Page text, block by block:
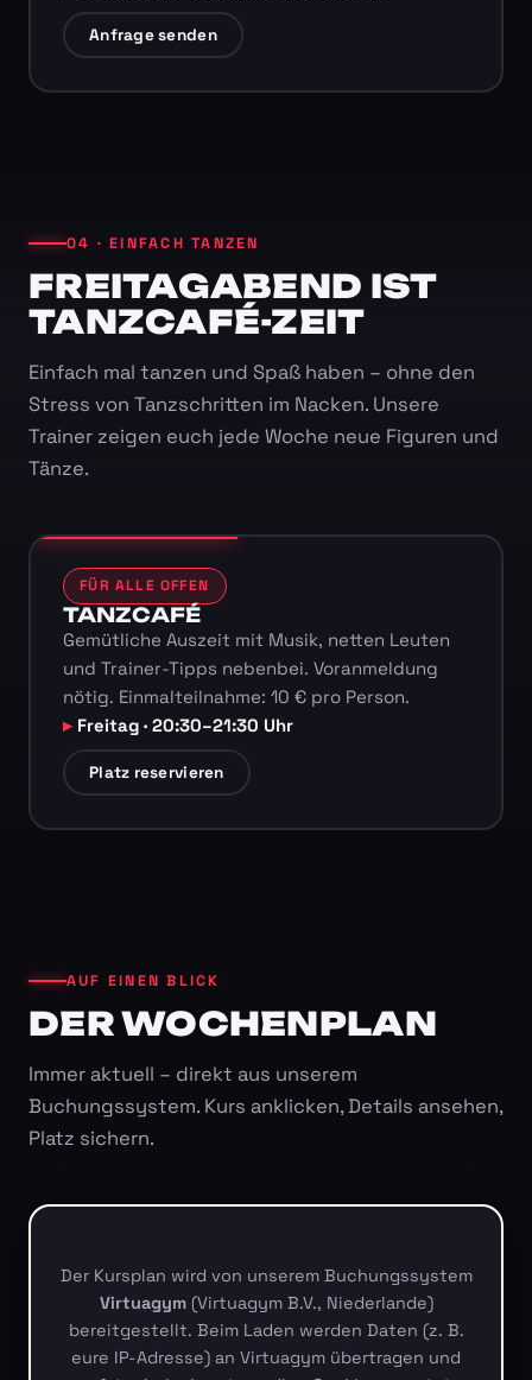
Anfrage senden
04 · EINFACH TANZEN
FREITAGABEND IST
TANZCAFÉ-ZEIT
Einfach mal tanzen und Spaß haben – ohne den
Stress von Tanzschritten im Nacken. Unsere
Trainer zeigen euch jede Woche neue Figuren und
Tänze.
FÜR ALLE OFFEN
TANZCAFÉ
Gemütliche Auszeit mit Musik, netten Leuten
und Trainer-Tipps nebenbei. Voranmeldung
nötig. Einmalteilnahme: 10 € pro Person.
Freitag · 20:30–21:30 Uhr
Platz reservieren
AUF EINEN BLICK
DER WOCHENPLAN
Immer aktuell – direkt aus unserem
Buchungssystem. Kurs anklicken, Details ansehen,
Platz sichern.
Der Kursplan wird von unserem Buchungssystem
Virtuagym(Virtuagym B.V., Niederlande)
bereitgestellt. Beim Laden werden Daten (z. B.
eure IP-Adresse) an Virtuagym übertragen und